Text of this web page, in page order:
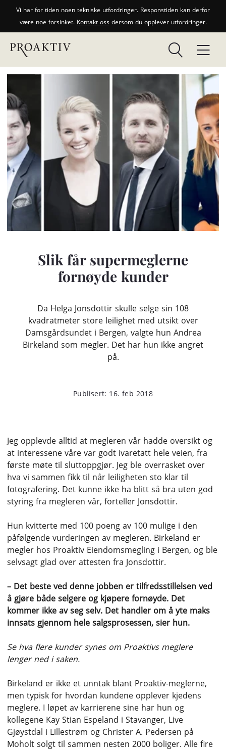
Vi har for tiden noen tekniske utfordringer. Responstiden kan derfor
være noe forsinket. Kontakt ossdersom du opplever utfordringer.
Slik får supermeglerne
fornøyde kunder
Da Helga Jonsdottir skulle selge sin 108
kvadratmeter store leilighet med utsikt over
Damsgårdsundet i Bergen, valgte hun Andrea
Birkeland som megler. Det har hun ikke angret
på.
Publisert: 16. feb 2018
Jeg opplevde alltid at megleren vår hadde oversikt og
at interessene våre var godt ivaretatt hele veien, fra
første møte til sluttoppgjør. Jeg ble overrasket over
hva vi sammen fikk til når leiligheten sto klar til
fotografering. Det kunne ikke ha blitt så bra uten god
styring fra megleren vår, forteller Jonsdottir.
Hun kvitterte med 100 poeng av 100 mulige i den
påfølgende vurderingen av megleren. Birkeland er
megler hos Proaktiv Eiendomsmegling i Bergen, og ble
selvsagt glad over attesten fra Jonsdottir.
– Det beste ved denne jobben er tilfredsstillelsen ved
å gjøre både selgere og kjøpere fornøyde. Det
kommer ikke av seg selv. Det handler om å yte maks
innsats gjennom hele salgsprosessen, sier hun.
Se hva flere kunder synes om Proaktivs meglere
lenger ned i saken.
Birkeland er ikke et unntak blant Proaktiv-meglerne,
men typisk for hvordan kundene opplever kjedens
meglere. I løpet av karrierene sine har hun og
kollegene Kay Stian Espeland i Stavanger, Live
Gjøystdal i Lillestrøm og Christer A. Pedersen på
Moholt solgt til sammen nesten 2000 boliger. Alle fire